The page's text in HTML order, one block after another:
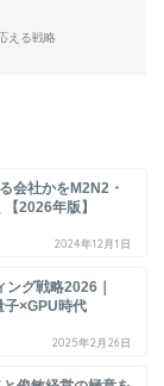
える戦略
会社かをM2N2・
2026年版】
2024年12月1日
グ戦略2026｜
×GPU時代
2025年2月26日